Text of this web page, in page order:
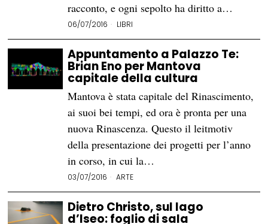
racconto, e ogni sepolto ha diritto a…
06/07/2016 LIBRI
Appuntamento a Palazzo Te:
Brian Eno per Mantova
capitale della cultura
Mantova è stata capitale del Rinascimento,
ai suoi bei tempi, ed ora è pronta per una
nuova Rinascenza. Questo il leitmotiv
della presentazione dei progetti per l’anno
in corso, in cui la…
03/07/2016 ARTE
Dietro Christo, sul lago
d’Iseo: foglio di sala